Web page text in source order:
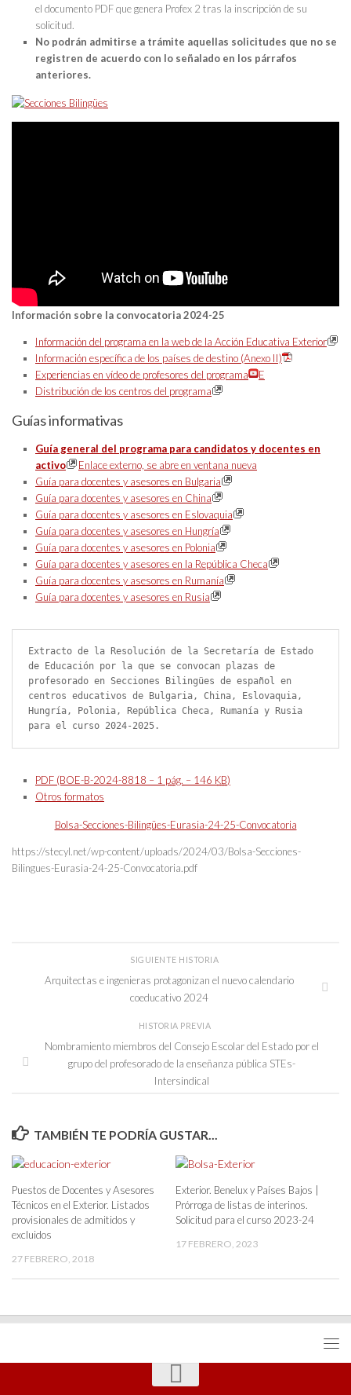
el documento PDF que genera Profex 2 tras la inscripción de su
solicitud.
No podrán admitirse a trámite aquellas solicitudes que no se
registren de acuerdo con lo señalado en los párrafos
anteriores.
Información sobre la convocatoria 2024-25
Información del programa en la web de la Acción Educativa Exterior
Información específica de los países de destino (Anexo II)
Experiencias en vídeo de profesores del programa
E
Distribución de los centros del programa
Guías informativas
Guía general del programa para candidatos y docentes en
activo
Enlace externo, se abre en ventana nueva
Guía para docentes y asesores en Bulgaria
Guía para docentes y asesores en China
Guía para docentes y asesores en Eslovaquia
Guía para docentes y asesores en Hungría
Guía para docentes y asesores en Polonia
Guía para docentes y asesores en la República Checa
Guía para docentes y asesores en Rumanía
Guía para docentes y asesores en Rusia
Extracto de la Resolución de la Secretaría de Estado
de Educación por la que se convocan plazas de
profesorado en Secciones Bilingües de español en
centros educativos de Bulgaria, China, Eslovaquia,
Hungría, Polonia, República Checa, Rumanía y Rusia
para el curso 2024-2025.
PDF (BOE-B-2024-8818 – 1 pág. – 146 KB)
Otros formatos
Bolsa-Secciones-Bilingües-Eurasia-24-25-Convocatoria
https://stecyl.net/wp-content/uploads/2024/03/Bolsa-Secciones-
Bilingues-Eurasia-24-25-Convocatoria.pdf
SIGUIENTE HISTORIA
Arquitectas e ingenieras protagonizan el nuevo calendario
coeducativo 2024
HISTORIA PREVIA
Nombramiento miembros del Consejo Escolar del Estado por el
grupo del profesorado de la enseñanza pública STEs-
Intersindical
TAMBIÉN TE PODRÍA GUSTAR...
Puestos de Docentes y Asesores
Técnicos en el Exterior. Listados
provisionales de admitidos y
excluidos
27 FEBRERO, 2018
Exterior. Benelux y Países Bajos |
Prórroga de listas de interinos.
Solicitud para el curso 2023-24
17 FEBRERO, 2023